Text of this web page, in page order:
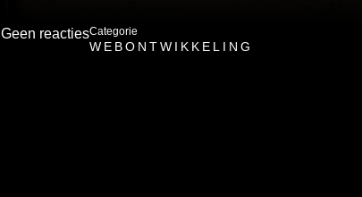
Geen reactiesCategorie
WEBONTWIKKELING